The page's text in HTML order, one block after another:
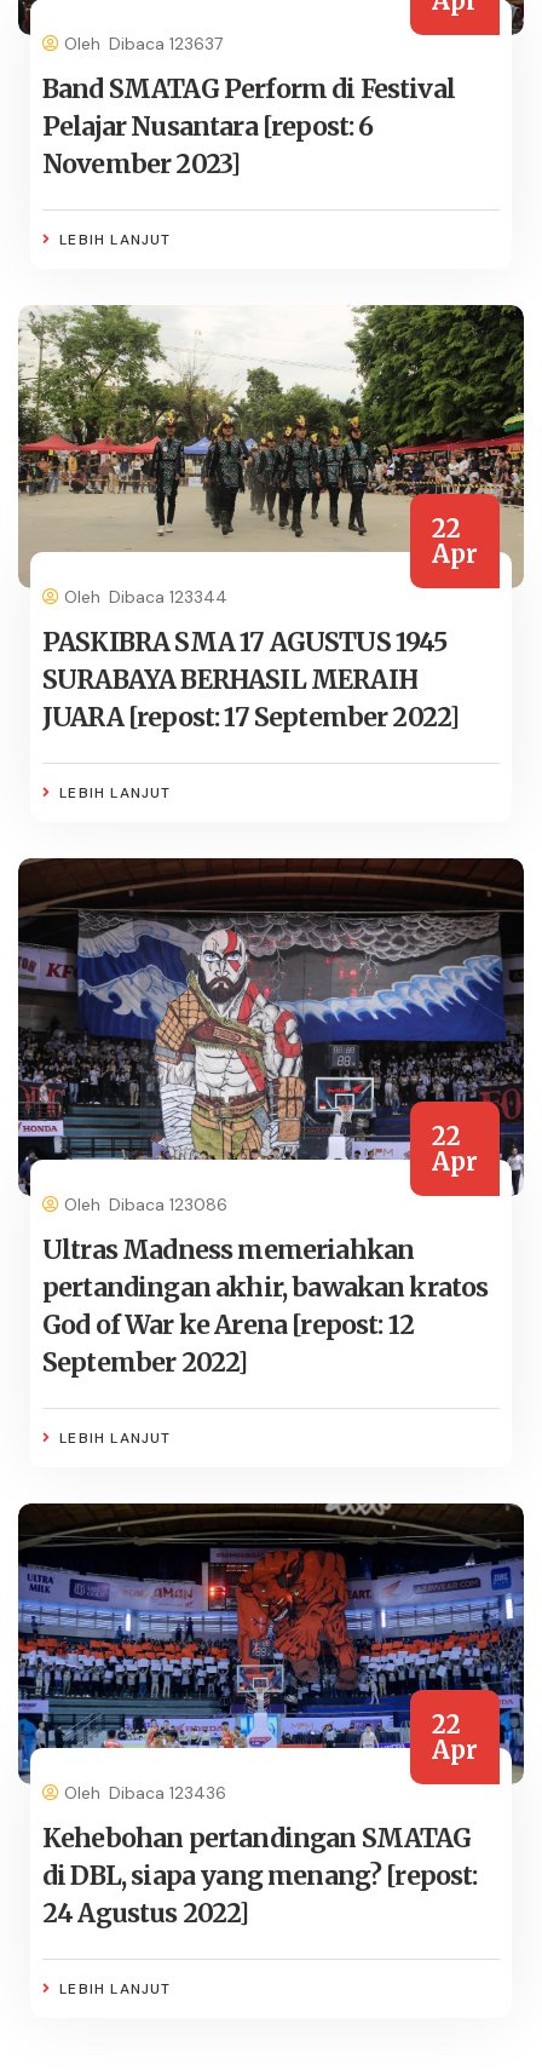
Oleh Dibaca 123637
Band SMATAG Perform di Festival
Pelajar Nusantara [repost: 6
November 2023]
LEBIH LANJUT
22
Apr
Oleh Dibaca 123344
PASKIBRA SMA 17 AGUSTUS 1945
SURABAYA BERHASIL MERAIH
JUARA [repost: 17 September 2022]
LEBIH LANJUT
22
Apr
Oleh Dibaca 123086
Ultras Madness memeriahkan
pertandingan akhir, bawakan kratos
God of War ke Arena [repost: 12
September 2022]
LEBIH LANJUT
22
Apr
Oleh Dibaca 123436
Kehebohan pertandingan SMATAG
di DBL, siapa yang menang? [repost:
24 Agustus 2022]
LEBIH LANJUT